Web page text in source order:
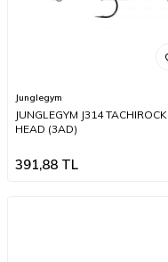
Junglegym
JUNGLEGYM J314 TACHIROCK
HEAD (3AD)
391,88 TL